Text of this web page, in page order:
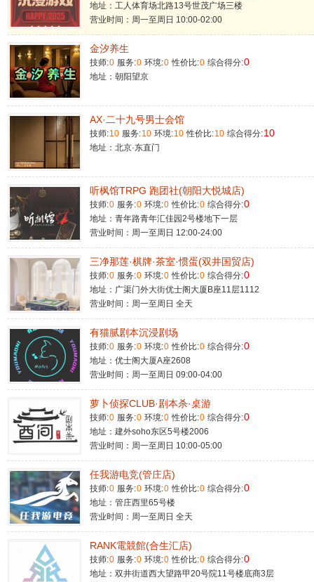
地址：工人体育场北路13号世茂广场三楼
营业时间：周一至周日 10:00-02:00
金汐养生
技师:0 服务:0 环境:0 性价比:0 综合得分:0
地址：朝阳望京
AX·二十九号男士会馆
技师:10 服务:10 环境:10 性价比:10 综合得分:10
地址：北京·东直门
听枫馆TRPG 跑团社(朝阳大悦城店)
技师:0 服务:0 环境:0 性价比:0 综合得分:0
地址：青年路青年汇佳园2号楼地下一层
营业时间：周一至周日 12:00-24:00
三净那莲·棋牌·茶室·惯蛋(双井国贸店)
技师:0 服务:0 环境:0 性价比:0 综合得分:0
地址：广渠门外大街优士阁大厦B座11层1112
营业时间：周一至周日 全天
有猫腻剧本沉浸剧场
技师:0 服务:0 环境:0 性价比:0 综合得分:0
地址：优士阁大厦A座2608
营业时间：周一至周日 09:00-04:00
萝卜侦探CLUB·剧本杀·桌游
技师:0 服务:0 环境:0 性价比:0 综合得分:0
地址：建外soho东区5号楼2006
营业时间：周一至周日 10:00-05:00
任我游电竞(管庄店)
技师:0 服务:0 环境:0 性价比:0 综合得分:0
地址：管庄西里65号楼
营业时间：周一至周日 全天
RANK電競館(合生汇店)
技师:0 服务:0 环境:0 性价比:0 综合得分:0
地址：双井街道西大望路甲20号院11号楼底商3层